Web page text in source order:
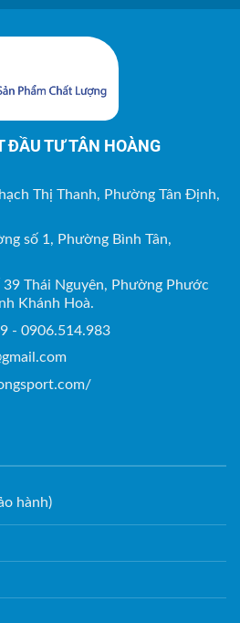
ĐẦU TƯ TÂN HOÀNG
Thị Thanh, Phường Tân Định,
số 1, Phường Bình Tân,
Thái Nguyên, Phường Phước
Khánh Hoà.
- 0906.514.983
hành)